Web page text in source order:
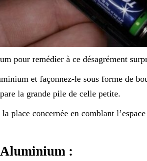
pour remédier à ce désagrément
et façonnez-le sous forme de
la grande pile de celle petite.
place concernée en comblant
Aluminium :